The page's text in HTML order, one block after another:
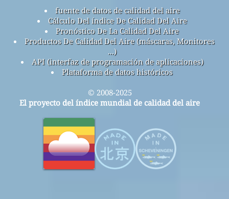
fuente de datos de calidad del aire
Cálculo Del índice De Calidad Del Aire
Pronóstico De La Calidad Del Aire
Productos De Calidad Del Aire (máscaras, Monitores
...)
API (interfaz de programación de aplicaciones)
Plataforma de datos históricos
© 2008-2025
El proyecto del índice mundial de calidad del aire